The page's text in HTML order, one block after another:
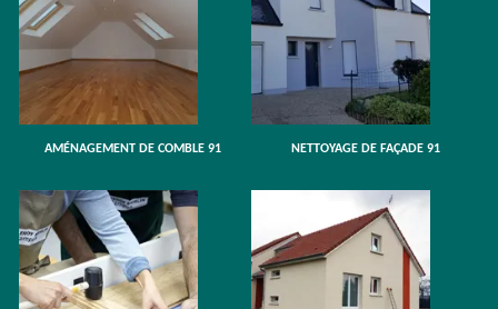
AMÉNAGEMENT DE COMBLE 91 NETTOYAGE DE FAÇADE 91